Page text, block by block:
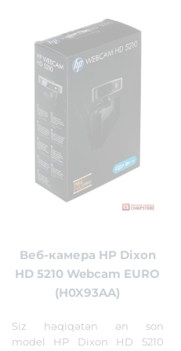
Веб-камера HP Dixon
HD 5210 Webcam EURO
(H0X93AA)
Siz həqiqətən ən son
model HP Dixon HD 5210